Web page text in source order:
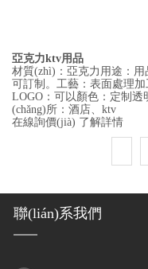
亞克力ktv用品
材質(zhì)：亞克力用途：用
可訂制。工藝：表面處理
LOGO：可以顏色：定制
(chǎng)所：酒店、ktv
在線詢價(jià) 了解詳情
聯(lián)系我們